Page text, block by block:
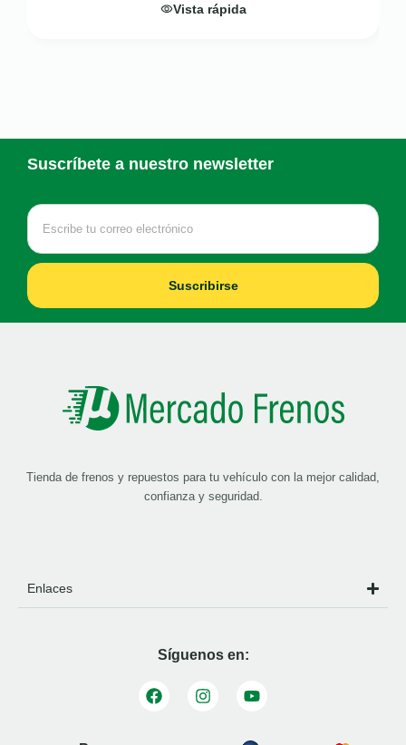
Vista rápida
Suscríbete a nuestro newsletter
Suscribirse
Tienda de frenos y repuestos para tu vehículo con la mejor calidad,
confianza y seguridad.
Enlaces
Síguenos en: